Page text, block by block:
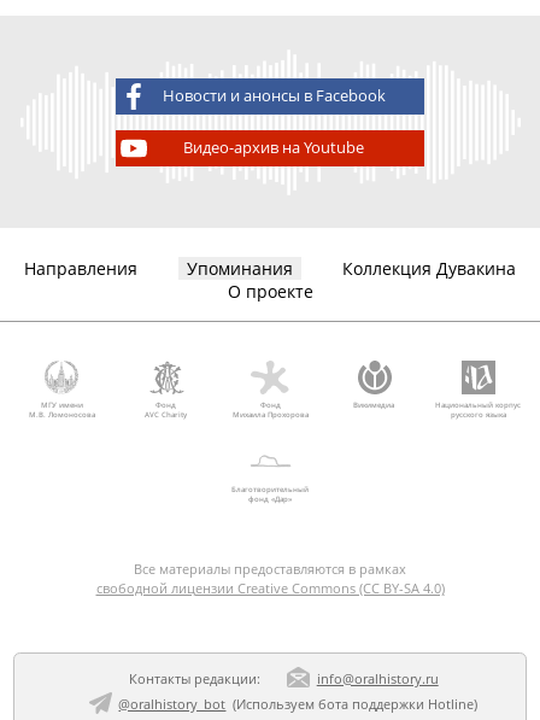
Новости и анонсы в Facebook
Видео-архив на Youtube
Направления Упоминания
Коллекция Дувакина
О проекте
МГУ имени
М.В. Ломоносова
Фонд
AVC Charity
Фонд
Михаила Прохорова
Викимедиа
Национальный корпус
русского языка
Благотворительный
фонд «Дар»
Все материалы предоставляются в рамках
свободной лицензии Creative Commons (CC BY-SA 4.0)
Контакты редакции:
info@oralhistory.ru
@oralhistory_bot (Используембота поддержки Hotline)